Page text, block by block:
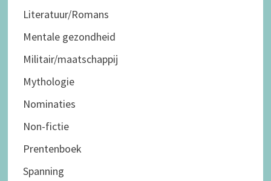
Literatuur/Romans
Mentale gezondheid
Militair/maatschappij
Mythologie
Nominaties
Non-fictie
Prentenboek
Spanning